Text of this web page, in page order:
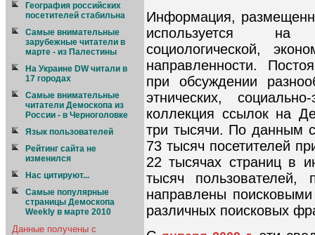
География российских
посетителей стабильна
Самые внимательные
зарубежные читатели в
марте - из Палестины
На Украине DW читали в
17 городах
Cамые внимательные
читатели Демоскопа из
России - в Черноголовке
Язык пользователей
Рейтинг сайта не
изменился
Нас цитируют...
Самые популярные
страницы Демоскопа
Weekly в марте 2010
Данные получены с
Информация,
используется на
социологической,
направленности.
при обсуждении
этнических,
коллекция ссылок на
три тысячи. По данным
73 тысяч посетителей
22 тысячах страниц в
тысяч
направлены
различных поисковых